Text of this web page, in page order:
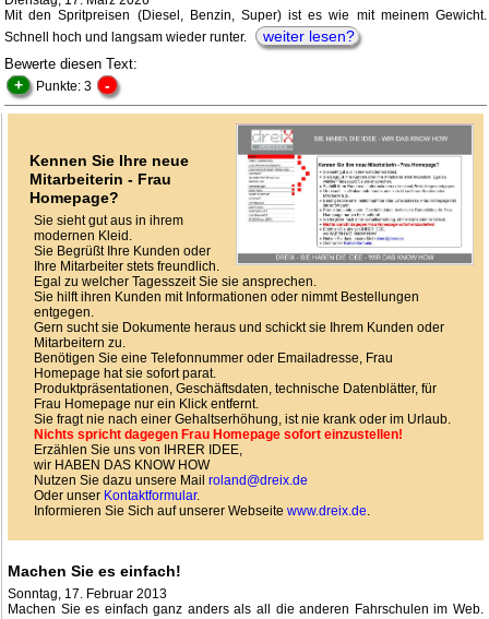
Mit den Spritpreisen (Diesel, Benzin, Super) ist es wie mit meinem Gewicht.
Schnell hoch und langsam wieder runter.
weiter lesen?
Bewerte diesen Text:
+ Punkte: 3 -
Kennen Sie Ihre neue
Mitarbeiterin - Frau
Homepage?
Sie sieht gut aus in ihrem
modernen Kleid.
Sie Begrüßt Ihre Kunden oder
Ihre Mitarbeiter stets freundlich.
Egal zu welcher Tagesszeit Sie sie ansprechen.
Sie hilft ihren Kunden mit Informationen oder nimmt Bestellungen
entgegen.
Gern sucht sie Dokumente heraus und schickt sie Ihrem Kunden oder
Mitarbeitern zu.
Benötigen Sie eine Telefonnummer oder Emailadresse, Frau
Homepage hat sie sofort parat.
Produktpräsentationen, Geschäftsdaten, technische Datenblätter, für
Frau Homepage nur ein Klick entfernt.
Sie fragt nie nach einer Gehaltserhöhung, ist nie krank oder im Urlaub.
Nichts spricht dagegen Frau Homepage sofort einzustellen!
Erzählen Sie uns von IHRER IDEE,
wir HABEN DAS KNOW HOW
Nutzen Sie dazu unsere Mail roland@dreix.de
Oder unser Kontaktformular.
Informieren Sie Sich auf unserer Webseite www.dreix.de.
Machen Sie es einfach!
Sonntag, 17. Februar 2013
Machen Sie es einfach ganz anders als all die anderen Fahrschulen im Web.